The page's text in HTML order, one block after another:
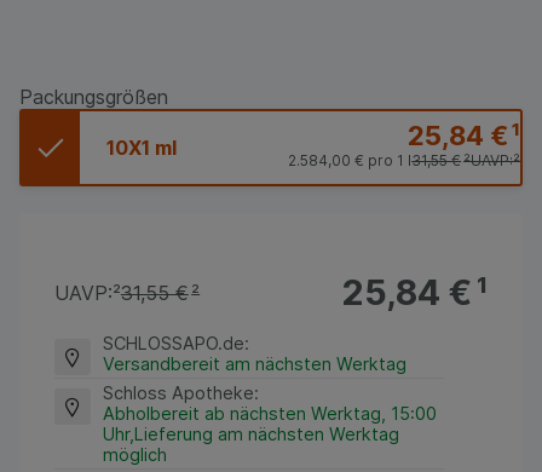
Packungsgrößen
10X1 ml 25,84 €¹
UAVP:²
31,55 €²
2.584,00 € pro 1 l
25,84 €¹
UAVP:²31,55 €²
SCHLOSSAPO.de:
Versandbereit am nächsten Werktag
Schloss Apotheke:
Abholbereit ab nächsten Werktag, 15:00
Uhr,Lieferung am nächsten Werktag
möglich